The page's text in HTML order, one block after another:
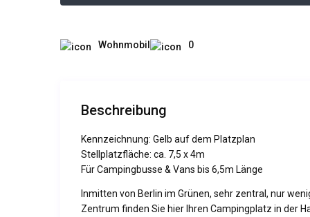
Wohnmobil 0
Beschreibung
Kennzeichnung: Gelb auf dem Platzplan
Stellplatzfläche: ca. 7,5 x 4m
Für Campingbusse & Vans bis 6,5m Länge
Inmitten von Berlin im Grünen, sehr zentral, nur
Zentrum finden Sie hier Ihren Campingplatz in der